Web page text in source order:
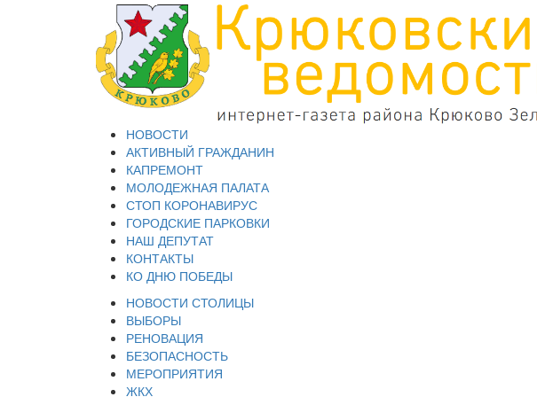
НОВОСТИ
АКТИВНЫЙ ГРАЖДАНИН
КАПРЕМОНТ
МОЛОДЕЖНАЯ ПАЛАТА
СТОП КОРОНАВИРУС
ГОРОДСКИЕ ПАРКОВКИ
НАШ ДЕПУТАТ
КОНТАКТЫ
КО ДНЮ ПОБЕДЫ
НОВОСТИ СТОЛИЦЫ
ВЫБОРЫ
РЕНОВАЦИЯ
БЕЗОПАСНОСТЬ
МЕРОПРИЯТИЯ
ЖКХ